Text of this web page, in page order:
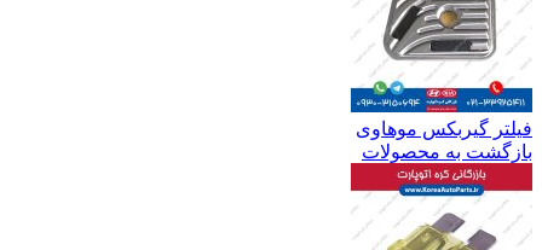
فیلتر گیربکس موهاوی
بازگشت به محصولات